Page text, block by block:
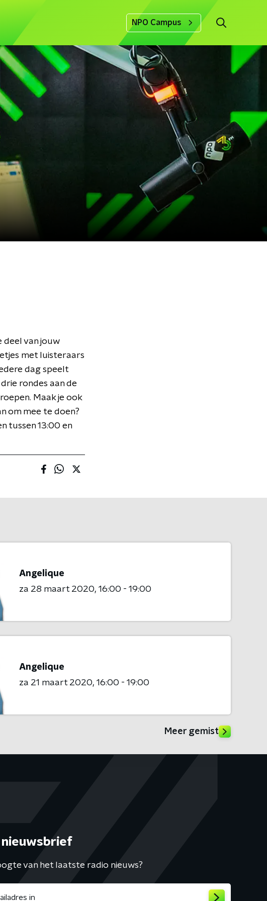
NPO Campus
van jouw
met luisteraars
dag speelt
rondes aan de
Maak je ook
om mee te doen?
tussen 13:00 en
Angelique
za 28 maart 2020 16:00 - 19:00
Angelique
za 21 maart 2020 16:00 - 19:00
Meer gemist
nieuwsbrief
van het laatste radio nieuws?